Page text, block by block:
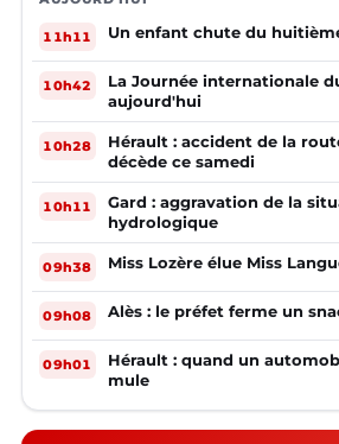
11h11 Un enfant chute du
10h42
La Journée internationale
aujourd'hui
10h28
Hérault : accident de la
décède ce samedi
10h11
Gard : aggravation de la
hydrologique
09h38 Miss Lozère élue Miss
09h08 Alès : le préfet ferme un
09h01
Hérault : quand un
mule